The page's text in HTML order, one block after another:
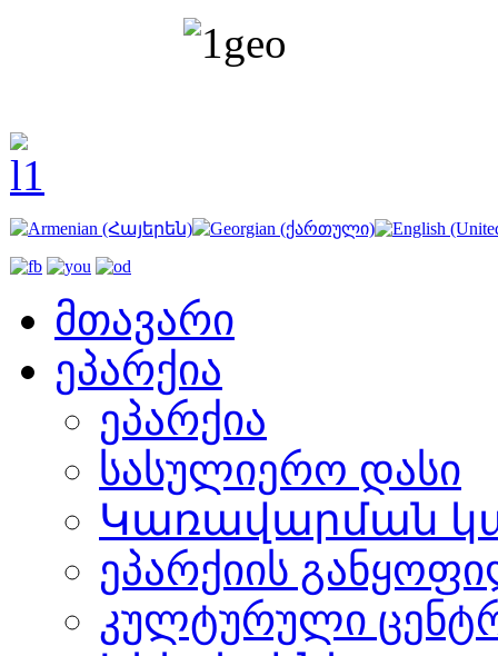
მთავარი
ეპარქია
ეპარქია
სასულიერო დასი
Կառավարման
ეპარქიის
კულტურული